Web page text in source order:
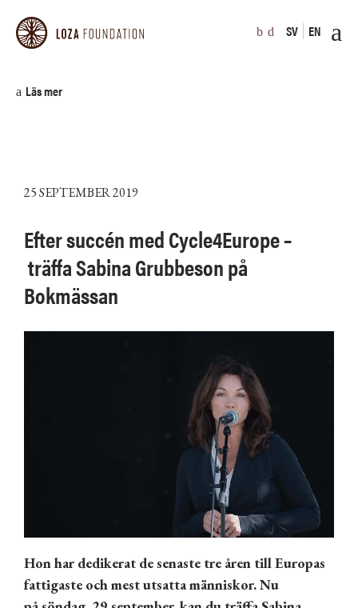
SV EN
Läs mer
25 SEPTEMBER 2019
Efter succén med Cycle4Europe–
träffa Sabina Grubbeson på
Bokmässan
Hon har dedikerat de senaste tre åren till Europas
fattigaste och mest utsatta människor. Nu